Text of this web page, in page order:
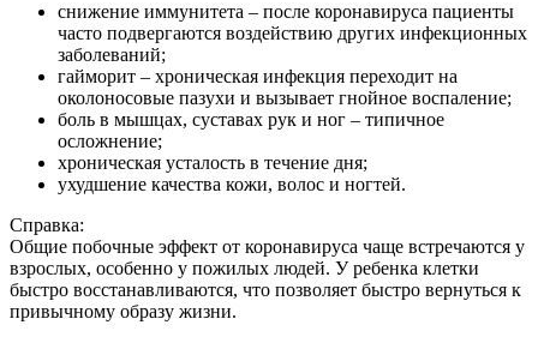
снижение иммунитета – после коронавируса пациенты
часто подвергаются воздействию других инфекционных
заболеваний;
гайморит – хроническая инфекция переходит на
околоносовые пазухи и вызывает гнойное воспаление;
боль в мышцах, суставах рук и ног – типичное
осложнение;
хроническая усталость в течение дня;
ухудшение качества кожи, волос и ногтей.
Справка:
Общие побочные эффект от коронавируса чаще встречаются у
взрослых, особенно у пожилых людей. У ребенка клетки
быстро восстанавливаются, что позволяет быстро вернуться к
привычному образу жизни.